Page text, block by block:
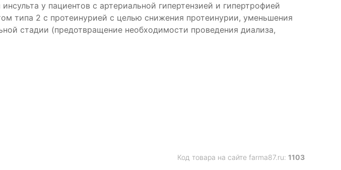
у пациентов с артериальной гипертензией и гипертрофией
типа 2 с протеинурией с целью снижения протеинурии, уменьшения
стадии (предотвращение необходимости проведения диализа,
Код товара на сайте farma87.ru: 1103